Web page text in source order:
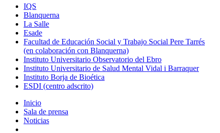
IQS
Blanquerna
La Salle
Esade
Facultad de Educación Social y Trabajo Social Pere Tarrés
(en colaboración con Blanquerna)
Instituto Universitario Observatorio del Ebro
Instituto Universitario de Salud Mental Vidal i Barraquer
Instituto Borja de Bioética
ESDI (centro adscrito)
Inicio
Sala de prensa
Noticias